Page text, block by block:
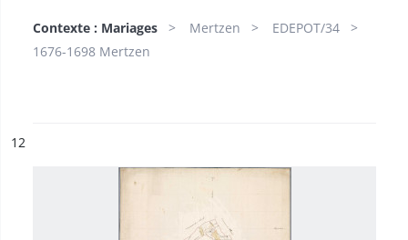
Contexte : Mariages Mertzen
EDEPOT/34
1676-1698 Mertzen
n°
12